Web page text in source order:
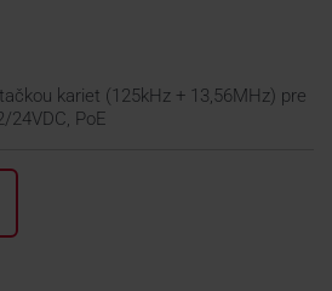
kariet (125kHz + 13,56MHz) pre
24VDC, PoE